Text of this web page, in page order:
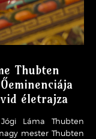
Thubten
életrajza
Láma Thubten
mester Thubten